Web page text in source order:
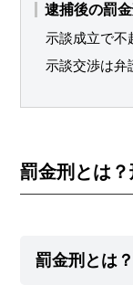
逮捕後の罰
示談成立で不
示談交渉は弁
罰金刑とは
罰金刑とは